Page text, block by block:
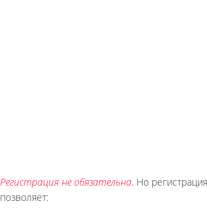
Регистрация не обязательна. Но
позволяет: